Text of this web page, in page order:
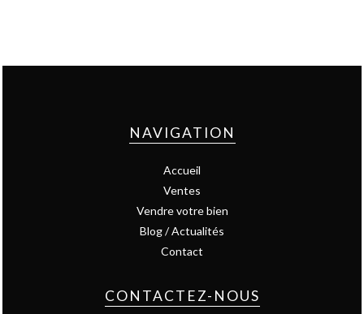
NAVIGATION
Accueil
Ventes
Vendre votre bien
Blog / Actualités
Contact
CONTACTEZ-NOUS